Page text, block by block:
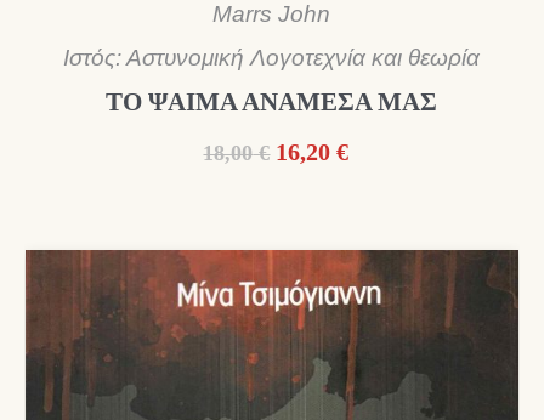
Marrs John
Ιστός: Αστυνομική Λογοτεχνία και θεωρία
ΤΟ ΨΑΙΜΑ ΑΝΑΜΕΣΑ ΜΑΣ
18,00 € Original
18,00 €.
16,20 €Η
είναι:
16,20 €.